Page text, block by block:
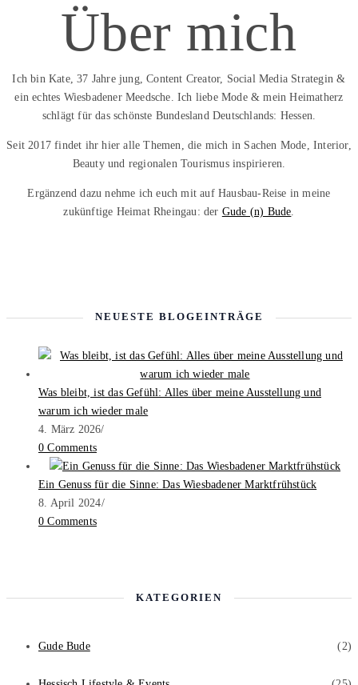
Über mich
Ich bin Kate, 37 Jahre jung, Content Creator, Social Media Strategin &
ein echtes Wiesbadener Meedsche. Ich liebe Mode & mein Heimatherz
schlägt für das schönste Bundesland Deutschlands: Hessen.
Seit 2017 findet ihr hier alle Themen, die mich in Sachen Mode, Interior,
Beauty und regionalen Tourismus inspirieren.
Ergänzend dazu nehme ich euch mit auf Hausbau-Reise in meine
zukünftige Heimat Rheingau: der Gude (n) Bude
NEUESTE BLOGEINTRÄGE
Was bleibt, ist das Gefühl: Alles über meine Ausstellung und
warum ich wieder male
4. März 2026/
0 Comments
Ein Genuss für die Sinne: Das Wiesbadener Marktfrühstück
8. April 2024/
0 Comments
KATEGORIEN
Gude Bude (2)